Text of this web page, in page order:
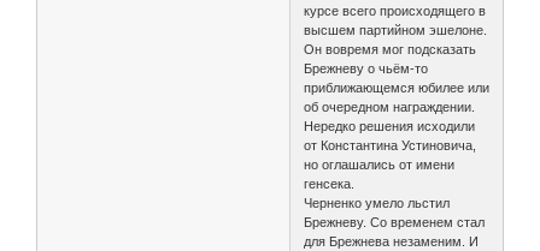
курсе всего происходящего в
высшем партийном эшелоне.
Он вовремя мог подсказать
Брежневу о чьём-то
приближающемся юбилее или
об очередном награждении.
Нередко решения исходили
от Константина Устиновича,
но оглашались от имени
генсека.
Черненко умело льстил
Брежневу. Со временем стал
для Брежнева незаменим. И